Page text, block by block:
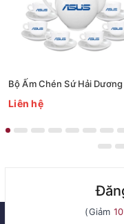
Bộ Ấm Chén Sứ Hải
Liên hệ
(Giảm